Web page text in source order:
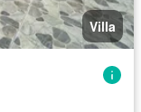
Villa